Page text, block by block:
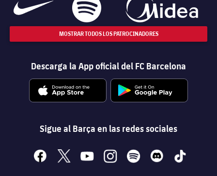
MOSTRAR TODOS LOS PATROCINADORES
Descarga la App oficial del FC Barcelona
Sigue al Barça en las redes sociales
facebook
x youtubeinstagramspotify discord tiktok